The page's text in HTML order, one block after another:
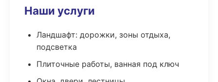
Наши услуги
Ландшафт: дорожки, зоны отдыха,
подсветка
Плиточные работы, ванная под ключ